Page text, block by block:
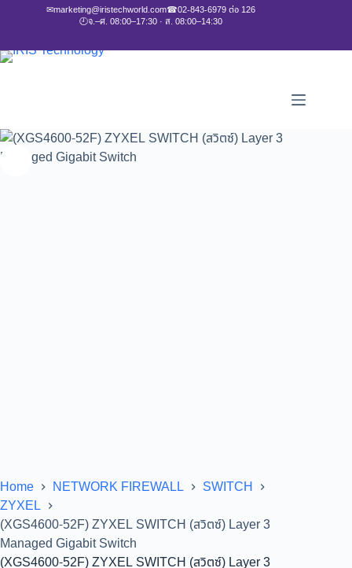
✉marketing@iristechworld.com☎02-843-6979 ต่อ 126
🕘จ.–ศ. 08:00–17:30 · ส. 08:00–14:30
Home NETWORK FIREWALL
SWITCH
ZYXEL
(XGS4600-52F) ZYXEL SWITCH (สวิตซ์) Layer 3
Managed Gigabit Switch
(XGS4600-52F) ZYXEL SWITCH (สวิตซ์) Layer 3